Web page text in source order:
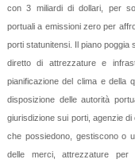
con 3 miliardi di dollari, per
portuali a emissioni zero per
porti statunitensi. Il piano poggia
diretto di attrezzature e
pianificazione del clima e della
disposizione delle autorità
giurisdizione sui porti, agenzie di
che possiedono, gestiscono o
delle merci, attrezzature